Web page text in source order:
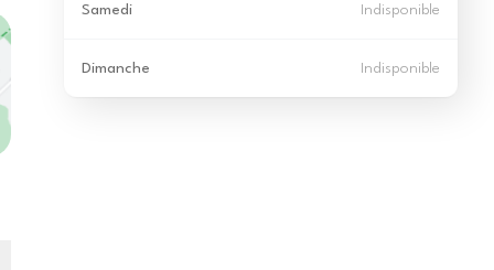
Samedi Indisponible
Dimanche Indisponible